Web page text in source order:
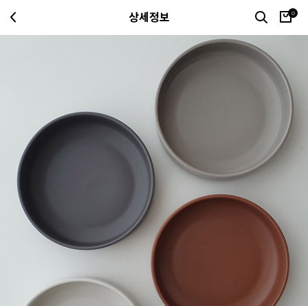
상세정보 0